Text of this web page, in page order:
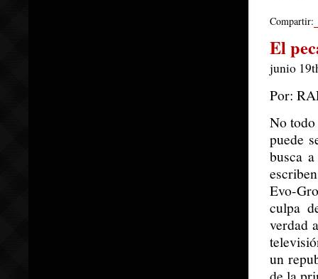
Compartir:
El
junio
Por:
No
puede
busca
Evo-
culpa
verdad
un